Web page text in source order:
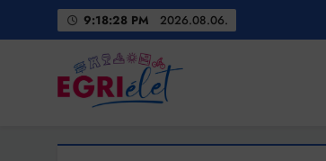
9:18:29 PM 2026.08.06.
Egri Élet